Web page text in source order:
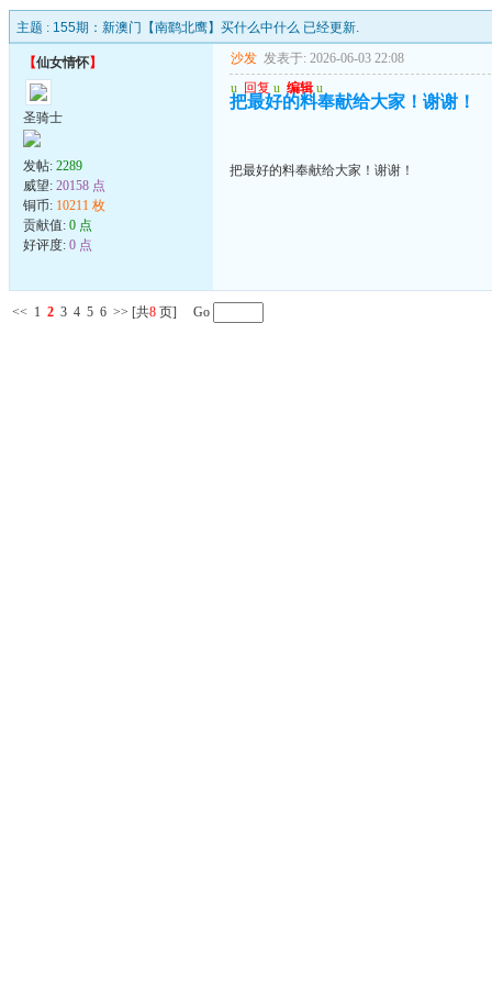
主题 : 155期：新澳门【南鹞北鹰】买什么中什么 已经更新.
【仙女情怀】
圣骑士
发帖: 2289
威望: 20158 点
铜币: 10211 枚
贡献值: 0 点
好评度: 0 点
沙发 发表于: 2026-06-03 22:08
u 回复 u 编辑 u
把最好的料奉献给大家！谢谢！
把最好的料奉献给大家！谢谢！
<< 1 2 3 4 5 6 >> [共8 页] Go